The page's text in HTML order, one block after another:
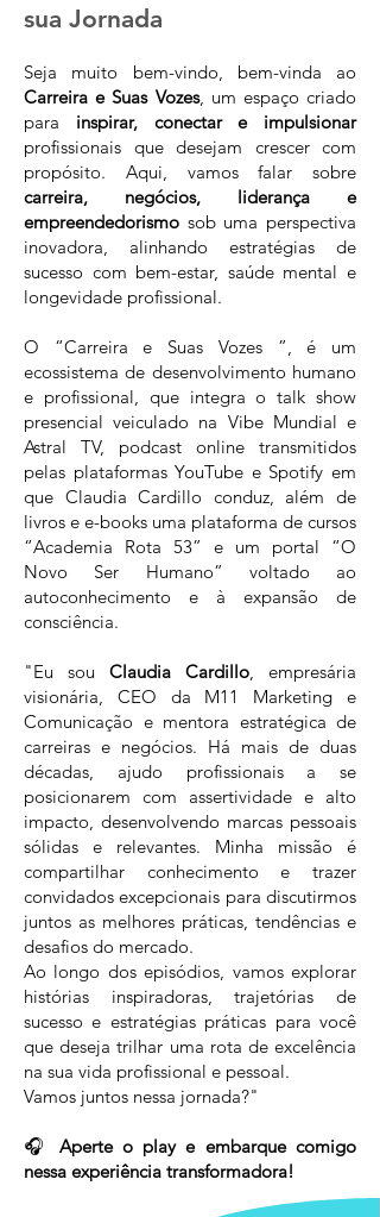
sua Jornada
Seja muito bem-vindo, bem-vinda ao
Carreira e Suas Vozes, um espaço criado
para inspirar, conectar e impulsionar
profissionais que desejam crescer com
propósito. Aqui, vamos falar sobre
carreira, negócios, liderança e
empreendedorismo sob uma perspectiva
inovadora, alinhando estratégias de
sucesso com bem-estar, saúde mental e
longevidade profissional.
O “Carreira e Suas Vozes ”, é um
ecossistema de desenvolvimento humano
e profissional, que integra o talk show
presencial veiculado na Vibe Mundial e
Astral TV, podcast online transmitidos
pelas plataformas YouTube e Spotify em
que Claudia Cardillo conduz, além de
livros e e-books uma plataforma de cursos
“Academia Rota 53” e um portal “O
Novo Ser Humano” voltado ao
autoconhecimento e à expansão de
consciência.
"Eu sou Claudia Cardillo, empresária
visionária, CEO da M11 Marketing e
Comunicação e mentora estratégica de
carreiras e negócios. Há mais de duas
décadas, ajudo profissionais a se
posicionarem com assertividade e alto
impacto, desenvolvendo marcas pessoais
sólidas e relevantes. Minha missão é
compartilhar conhecimento e trazer
convidados excepcionais para discutirmos
juntos as melhores práticas, tendências e
desafios do mercado.
Ao longo dos episódios, vamos explorar
histórias inspiradoras, trajetórias de
sucesso e estratégias práticas para você
que deseja trilhar uma rota de excelência
na sua vida profissional e pessoal.
Vamos juntos nessa jornada?"
🎧
Aperte o play e embarque comigo
nessa experiência transformadora!